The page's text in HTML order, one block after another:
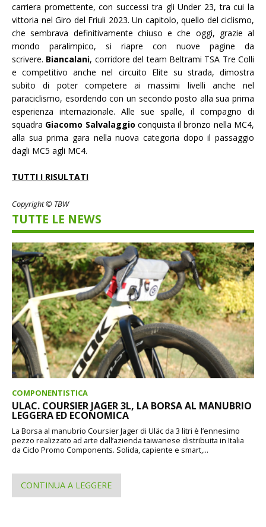
carriera promettente, con successi tra gli Under 23, tra cui la
vittoria nel Giro del Friuli 2023. Un capitolo, quello del ciclismo,
che sembrava definitivamente chiuso e che oggi, grazie al
mondo paralimpico, si riapre con nuove pagine da
scrivere. Biancalani, corridore del team Beltrami TSA Tre Colli
e competitivo anche nel circuito Elite su strada, dimostra
subito di poter competere ai massimi livelli anche nel
paraciclismo, esordendo con un secondo posto alla sua prima
esperienza internazionale. Alle sue spalle, il compagno di
squadra Giacomo Salvalaggio conquista il bronzo nella MC4,
alla sua prima gara nella nuova categoria dopo il passaggio
dagli MC5 agli MC4.
TUTTI I RISULTATI
Copyright © TBW
TUTTE LE NEWS
COMPONENTISTICA
ULAC. COURSIER JAGER 3L, LA BORSA AL MANUBRIO
LEGGERA ED ECONOMICA
La Borsa al manubrio Coursier Jager di Uläc da 3 litri è l’ennesimo
pezzo realizzato ad arte dall’azienda taiwanese distribuita in Italia
da Ciclo Promo Components. Solida, capiente e smart,...
CONTINUA A LEGGERE